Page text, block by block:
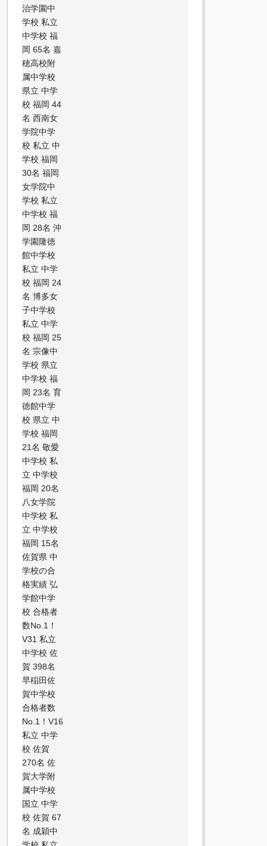
治学園中
学校 私立
中学校 福
岡 65名 嘉
穂高校附
属中学校
県立 中学
校 福岡 44
名 西南女
学院中学
校 私立 中
学校 福岡
30名 福岡
女学院中
学校 私立
中学校 福
岡 28名 沖
学園隆徳
館中学校
私立 中学
校 福岡 24
名 博多女
子中学校
私立 中学
校 福岡 25
名 宗像中
学校 県立
中学校 福
岡 23名 育
徳館中学
校 県立 中
学校 福岡
21名 敬愛
中学校 私
立 中学校
福岡 20名
八女学院
中学校 私
立 中学校
福岡 15名
佐賀県 中
学校の合
格実績 弘
学館中学
校 合格者
数No.1！
V31 私立
中学校 佐
賀 398名
早稲田佐
賀中学校
合格者数
No.1！V16
私立 中学
校 佐賀
270名 佐
賀大学附
属中学校
国立 中学
校 佐賀 67
名 成穎中